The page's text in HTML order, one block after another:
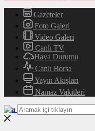
Gazeteler
Foto Galeri
Video Galeri
Canlı TV
Hava Durumu
Canlı Borsa
Yayın Akışları
Namaz Vakitleri